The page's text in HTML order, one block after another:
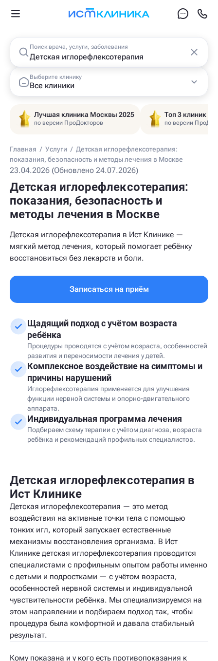
Поиск врача, услуги, заболевания
Выберите клинику
Все клиники
Лучшая клиника Москвы 2025
по версии ПроДокторов
Топ 3 клиник
по версии
Главная / Услуги / Детская иглорефлексотерапия:
показания, безопасность и методы лечения в Москве
23.04.2026 (Обновлено 24.07.2026)
Детская иглорефлексотерапия:
показания, безопасность и
методы лечения в Москве
Детская иглорефлексотерапия в Ист Клинике —
мягкий метод лечения, который помогает ребёнку
восстановиться без лекарств и боли.
Записаться на приём
Щадящий подход с учётом возраста
ребёнка
Процедуры проводятся с учётом возраста, особенностей
развития и переносимости лечения у детей.
Комплексное воздействие на симптомы и
причины нарушений
Иглорефлексотерапия применяется для улучшения
функции нервной системы и опорно-двигательного
аппарата.
Индивидуальная программа лечения
Подбираем схему терапии с учётом диагноза, возраста
ребёнка и рекомендаций профильных специалистов.
Детская иглорефлексотерапия в
Ист Клинике
Детская иглорефлексотерапия — это метод
воздействия на активные точки тела с помощью
тонких игл, который запускает естественные
механизмы восстановления организма. В Ист
Клинике детская иглорефлексотерапия проводится
специалистами с профильным опытом работы именно
с детьми и подростками — с учётом возраста,
особенностей нервной системы и индивидуальной
чувствительности ребёнка. Мы специализируемся на
этом направлении и подбираем подход так, чтобы
процедура была комфортной и давала стабильный
результат.
Кому показана и у кого есть противопоказания к